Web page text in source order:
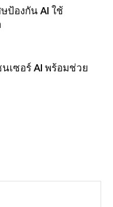
ป้องกัน AI ใช้
เซอร์ AI พร้อมช่วย